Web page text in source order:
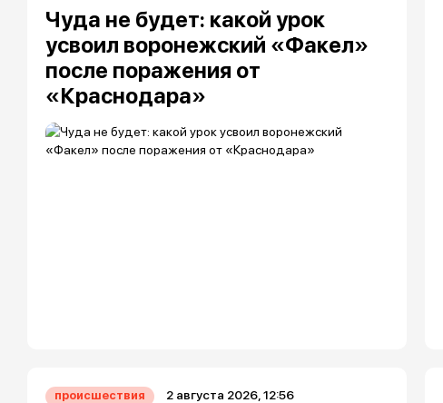
Чуда не будет: какой урок
усвоил воронежский «Факел»
после поражения от
«Краснодара»
происшествия 2 августа 2026, 12:56